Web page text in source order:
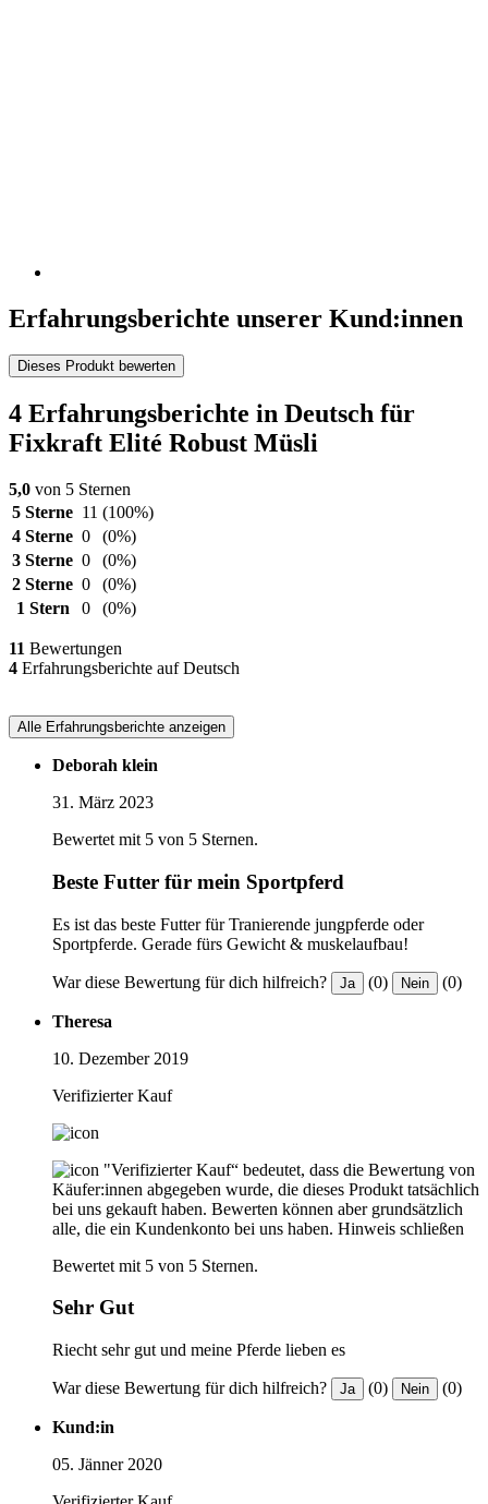
Erfahrungsberichte unserer Kund:innen
Dieses Produkt bewerten
4 Erfahrungsberichte in Deutsch für
Fixkraft Elité Robust Müsli
5,0 von 5 Sternen
5 Sterne 11 (100%)
4 Sterne 0
(0%)
3 Sterne 0
(0%)
2 Sterne 0
(0%)
1 Stern
0 (0%)
11 Bewertungen
4 Erfahrungsberichte auf Deutsch
Alle Erfahrungsberichte anzeigen
Deborah klein
31. März 2023
Bewertet mit 5 von 5 Sternen.
Beste Futter für mein Sportpferd
Es ist das beste Futter für Tranierende jungpferde oder
Sportpferde. Gerade fürs Gewicht & muskelaufbau!
War diese Bewertung für dich hilfreich? Ja (0) Nein (0)
Theresa
10. Dezember 2019
Verifizierter Kauf
"Verifizierter Kauf“ bedeutet, dass die Bewertung von
Käufer:innen abgegeben wurde, die dieses Produkt tatsächlich
bei uns gekauft haben. Bewerten können aber grundsätzlich
alle, die ein Kundenkonto bei uns haben. Hinweis schließen
Bewertet mit 5 von 5 Sternen.
Sehr Gut
Riecht sehr gut und meine Pferde lieben es
War diese Bewertung für dich hilfreich? Ja (0) Nein (0)
Kund:in
05. Jänner 2020